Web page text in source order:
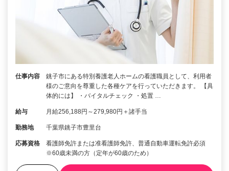
仕事内容
銚子市にある特別養護老人ホームの看護職員として、利用者
様のご意向を尊重した各種ケアを行っていただきます。 【具
体的には】 ・バイタルチェック ・処置 …
給与 月給256,188円～279,980円＋諸手当
勤務地 千葉県銚子市豊里台
応募資格
看護師免許または准看護師免許、普通自動車運転免許必須
※60歳未満の方（定年が60歳のため）